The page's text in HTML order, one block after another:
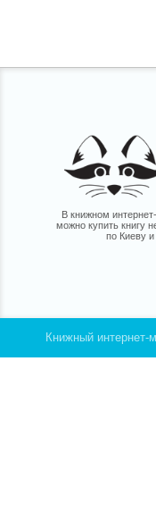
В книжном
можно купить книгу
по Киеву и
Книжный интернет-